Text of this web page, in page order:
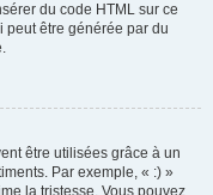
du code HTML sur ce
peut être générée par du
être utilisées grâce à un
Par exemple, « :) »
la tristesse. Vous pouvez